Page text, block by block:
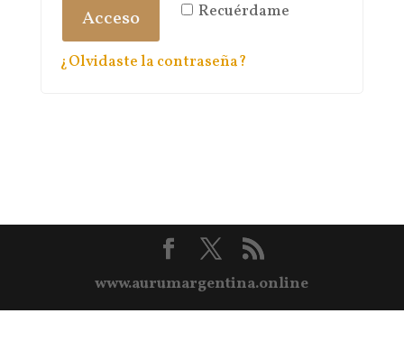
Recuérdame
Acceso
¿Olvidaste la contraseña?
www.aurumargentina.online